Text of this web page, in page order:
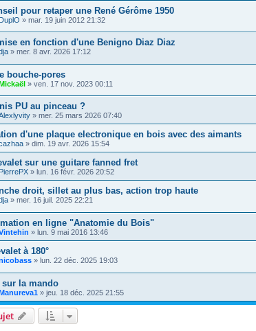
pour retaper une René Gérôme 1950
DuplO » mar. 19 juin 2012 21:32
en fonction d'une Benigno Diaz Diaz
» mer. 8 avr. 2026 17:12
bouche-pores
» ven. 17 nov. 2023 00:11
PU au pinceau ?
» mer. 25 mars 2026 07:40
d'une plaque electronique en bois avec des aimants
» dim. 19 avr. 2026 15:54
sur une guitare fanned fret
PierrePX » lun. 16 févr. 2026 20:52
droit, sillet au plus bas, action trop haute
» mer. 16 juil. 2025 22:21
en ligne "Anatomie du Bois"
» lun. 9 mai 2016 13:46
à 180°
» lun. 22 déc. 2025 19:03
sur la mando
» jeu. 18 déc. 2025 21:55